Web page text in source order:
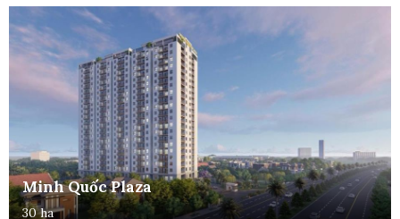
Minh Quốc Plaza
30 ha